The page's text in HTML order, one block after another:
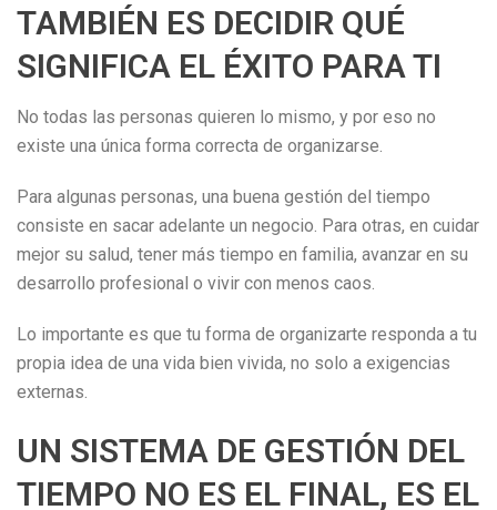
TAMBIÉN ES DECIDIR QUÉ
SIGNIFICA EL ÉXITO PARA TI
No todas las personas quieren lo mismo, y por eso no
existe una única forma correcta de organizarse.
Para algunas personas, una buena gestión del tiempo
consiste en sacar adelante un negocio. Para otras, en cuidar
mejor su salud, tener más tiempo en familia, avanzar en su
desarrollo profesional o vivir con menos caos.
Lo importante es que tu forma de organizarte responda a tu
propia idea de una vida bien vivida, no solo a exigencias
externas.
UN SISTEMA DE GESTIÓN DEL
TIEMPO NO ES EL FINAL, ES EL